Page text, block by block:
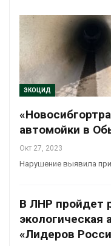
ЭКОЦИД
автомойки в
Окт 27, 2023
Нарушение выявила
В ЛНР пройдет
экологическая
«Лидеров